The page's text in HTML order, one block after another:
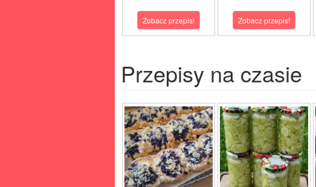
Zobacz przepis! Zobacz przepis!
Przepisy na czasie